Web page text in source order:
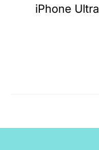
iPhone Ultra